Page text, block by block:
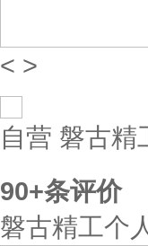
< >
自营 磐古精
90+条评价
磐古精工个